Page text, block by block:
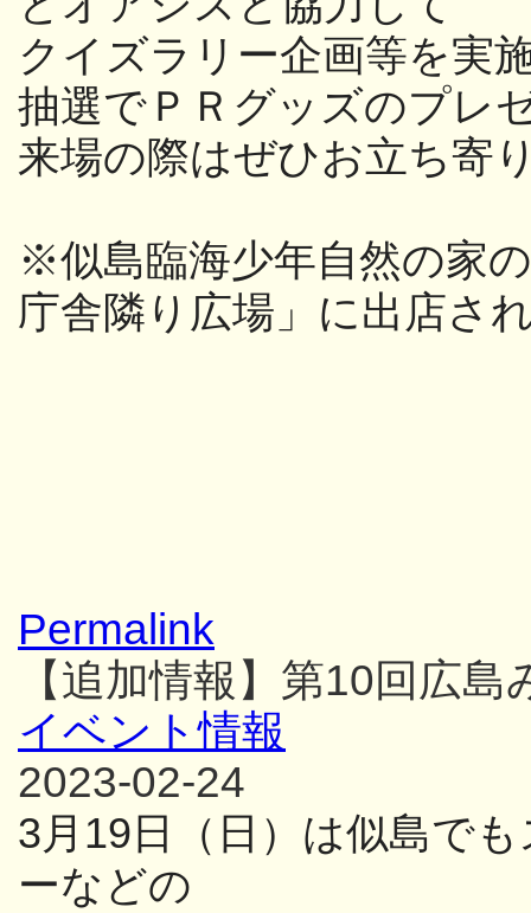
クイズラリー企画等を実
抽選でＰＲグッズのプレ
来場の際はぜひお立ち寄
※似島臨海少年自然の家
庁舎隣り広場」に出店さ
Permalink
【追加情報】第10回広
イベント情報
2023-02-24
3月 19 日（日） は似島で
ーなどの